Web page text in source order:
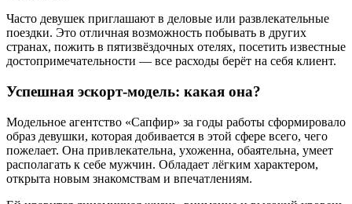
Часто девушек приглашают в деловые или развлекательные
поездки. Это отличная возможность побывать в других
странах, пожить в пятизвёздочных отелях, посетить известные
достопримечательности — все расходы берёт на себя клиент.
Успешная эскорт-модель: какая она?
Модельное агентство «Сапфир» за годы работы сформировало
образ девушки, которая добивается в этой сфере всего, чего
пожелает. Она привлекательна, ухоженна, обаятельна, умеет
располагать к себе мужчин. Обладает лёгким характером,
открыта новым знакомствам и впечатлениям.